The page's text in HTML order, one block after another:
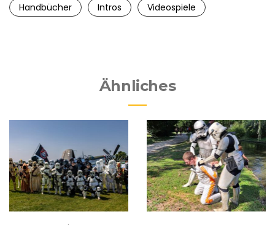
Handbücher Intros Videospiele
Ähnliches